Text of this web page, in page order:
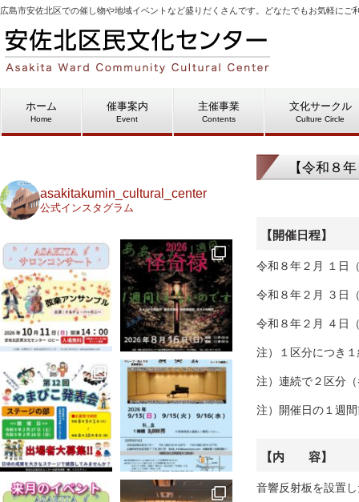
広島市安佐北区での催し物や地域イベントなど盛りだくさんです。どなたでもお気軽にご
ホーム
Home
催事案内
Event
主催事業
Contents
文化サークル
Culture Circle
【令和８
【開催日程】
令和８年２月 １日
令和８年２月 ３日
令和８年２月 ４日
注）１区分につき
注）連続で２区分
注）開催日の１週
【内 容】
音響反射板を設置
asakitakumin_cultural_center
公式インスタグラム